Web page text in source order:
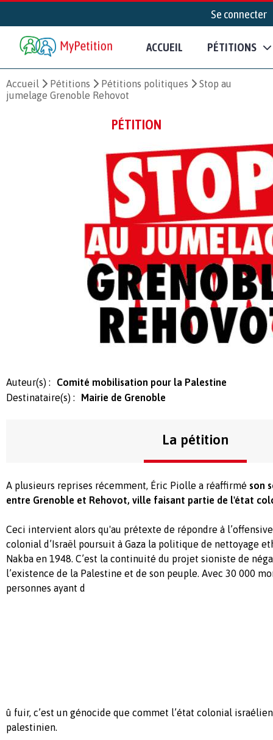
Se connecter
ACCUEIL PÉTITIONS
Accueil Pétitions Pétitions politiques
Stop au
jumelage Grenoble Rehovot
PÉTITION
Auteur(s) :
Comité mobilisation pour la Palestine
Destinataire(s) :
Mairie de Grenoble
La pétition
A plusieurs reprises récemment, Éric Piolle a réaffirmé son
entre Grenoble et Rehovot, ville faisant partie de l'état
Ceci intervient alors qu'au prétexte de répondre à
colonial d’Israël poursuit à Gaza la politique de nettoyage
Nakba en 1948. C’est la continuité du projet sioniste de
l’existence de la Palestine et de son peuple. Avec 30 000
personnes ayant d
û fuir, c’est un génocide que commet l’état colonial
palestinien.